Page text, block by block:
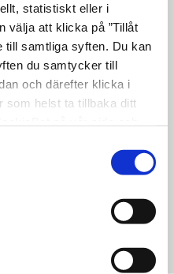
statistiskt eller i
välja att klicka på ”Tillåt
till samtliga syften. Du kan
du samtycker till
och därefter klicka i
som helst ta tillbaka ditt
kakorna används och
och behandlar
vilka yrken och
ge dig
vår
och telefon som
och digitalt